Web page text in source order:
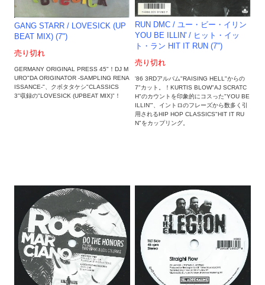
GANG STARR / LOVESICK (UP
BEAT MIX) (7")
売り切れ
GERMANY ORIGINAL PRESS 45"！DJ M
URO"DA ORIGINATOR -SAMPLING RENA
ISSANCE-"、クボタタケシ"CLASSICS
3"収録の"LOVESICK (UPBEAT MIX)"！
RUN DMC / ユー・ビー・イリン
YOU BE ILLIN' / ヒット・イッ
ト・ラン HIT IT RUN (7")
売り切れ
'86 3RDアルバム"RAISING HELL"からの
7"カット。！KURTIS BLOW"AJ SCRATC
H"のカウントを印象的にコスった"YOU BE
ILLIN'"、イントロのフレーズから数多く引
用されるHIP HOP CLASSICS"HIT IT RU
N"をカップリング。